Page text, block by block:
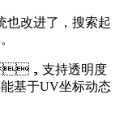
改进了，搜索起
，支持透明度
能基于UV坐标动态